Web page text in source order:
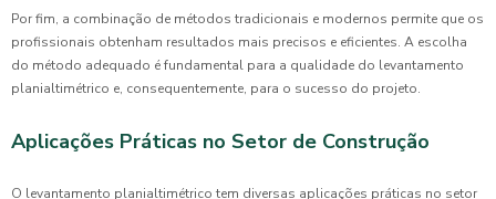
Por fim, a combinação de métodos tradicionais e modernos permite que os
profissionais obtenham resultados mais precisos e eficientes. A escolha
do método adequado é fundamental para a qualidade do levantamento
planialtimétrico e, consequentemente, para o sucesso do projeto.
Aplicações Práticas no Setor de Construção
O levantamento planialtimétrico tem diversas aplicações práticas no setor